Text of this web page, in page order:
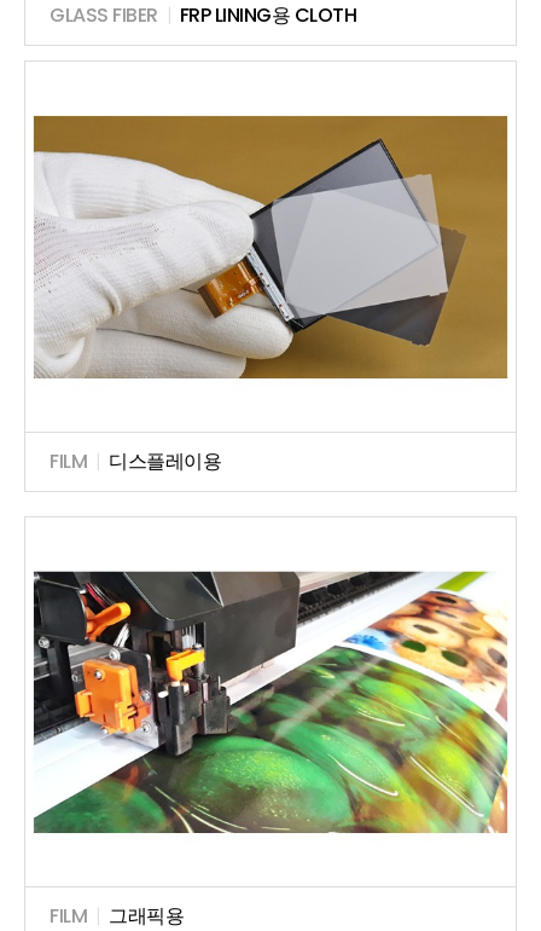
GLASS FIBER | FRP LINING용 CLOTH
FILM | 디스플레이용
FILM | 그래픽용